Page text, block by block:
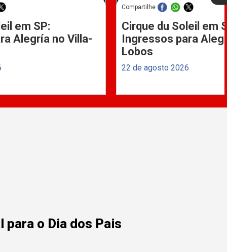
em SP:
Alegría no Villa-
Compartilhe
Cirque du Soleil em
Ingressos para
Lobos
22 de agosto 2026
o Dia dos Pais